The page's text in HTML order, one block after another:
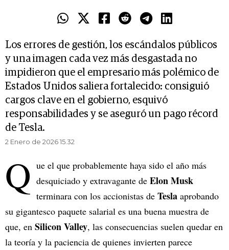
Los errores de gestión, los escándalos públicos
y una imagen cada vez más desgastada no
impidieron que el empresario más polémico de
Estados Unidos saliera fortalecido: consiguió
cargos clave en el gobierno, esquivó
responsabilidades y se aseguró un pago récord
de Tesla.
2 Enero de 2026 15.32
Q ue el que probablemente haya sido el año más
desquiciado y extravagante de Elon Musk
terminara con los accionistas de Tesla aprobando
su gigantesco paquete salarial es una buena muestra de
que, en Silicon Valley, las consecuencias suelen quedar en
la teoría y la paciencia de quienes invierten parece